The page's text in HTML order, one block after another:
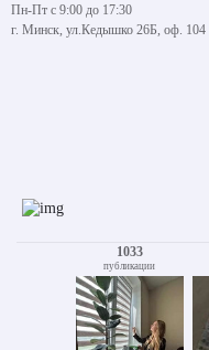
Пн-Пт с 9:00 до 17:30
г. Минск, ул.Кедышко 26Б, оф. 104
1033
публикации